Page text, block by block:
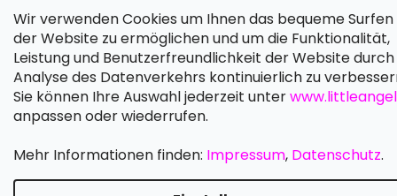
Wir verwenden Cookies um Ihnen das bequeme
der Website zu ermöglichen und um die Funktionalität,
Leistung und Benutzerfreundlichkeit der Website durch
Analyse des Datenverkehrs kontinuierlich zu
Sie können Ihre Auswahl jederzeit unter
anpassen oder wiederrufen.
Mehr Informationen finden: Impressum, Datenschutz.